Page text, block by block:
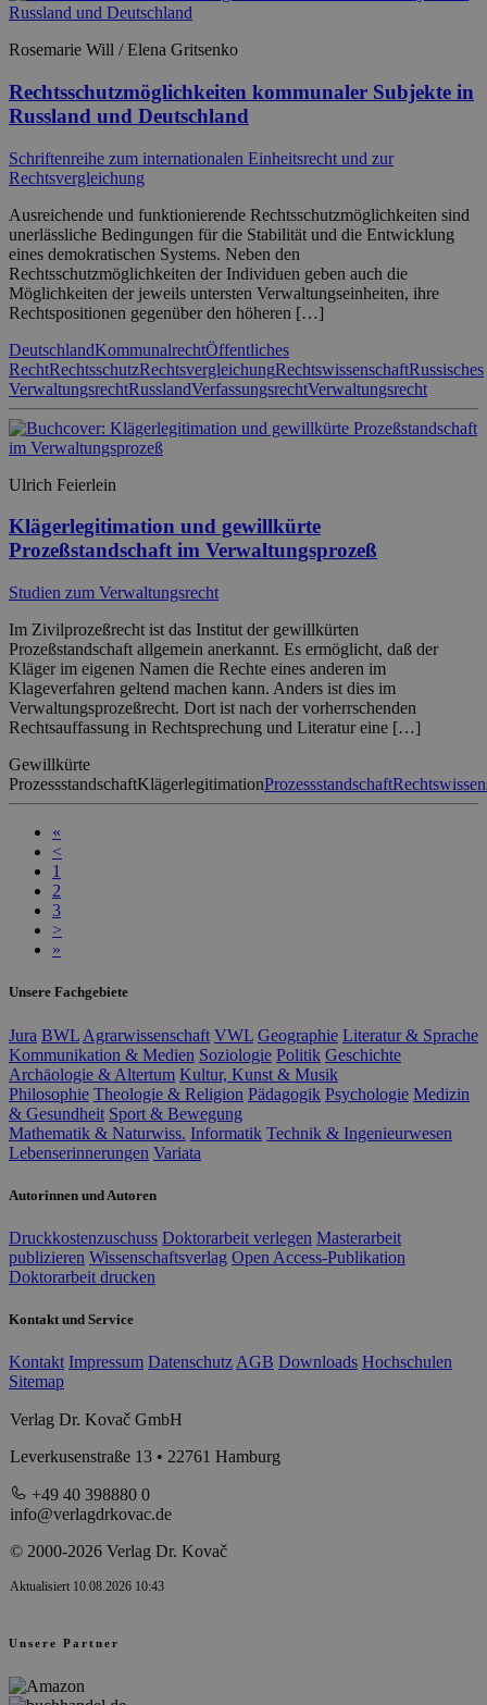
Rosemarie Will / Elena Gritsenko
Rechtsschutzmöglichkeiten kommunaler Subjekte in
Russland und Deutschland
Schriftenreihe zum internationalen Einheitsrecht und zur
Rechtsvergleichung
Ausreichende und funktionierende Rechtsschutzmöglichkeiten sind
unerlässliche Bedingungen für die Stabilität und die Entwicklung
eines demokratischen Systems. Neben den
Rechtsschutzmöglichkeiten der Individuen geben auch die
Möglichkeiten der jeweils untersten Verwaltungseinheiten, ihre
Rechtspositionen gegenüber den höheren […]
DeutschlandKommunalrechtÖffentliches
RechtRechtsschutzRechtsvergleichungRechtswissenschaftRussisches
VerwaltungsrechtRusslandVerfassungsrechtVerwaltungsrecht
Ulrich Feierlein
Klägerlegitimation und gewillkürte
Prozeßstandschaft im Verwaltungsprozeß
Studien zum Verwaltungsrecht
Im Zivilprozeßrecht ist das Institut der gewillkürten
Prozeßstandschaft allgemein anerkannt. Es ermöglicht, daß der
Kläger im eigenen Namen die Rechte eines anderen im
Klageverfahren geltend machen kann. Anders ist dies im
Verwaltungsprozeßrecht. Dort ist nach der vorherrschenden
Rechtsauffassung in Rechtsprechung und Literatur eine […]
Gewillkürte
ProzessstandschaftKlägerlegitimationProzessstandschaft
«
<
1
2
3
>
»
Unsere Fachgebiete
Jura BWL Agrarwissenschaft VWL Geographie Literatur & Sprache
Kommunikation & Medien Soziologie Politik Geschichte
Archäologie & Altertum Kultur, Kunst & Musik
Philosophie Theologie & Religion Pädagogik Psychologie Medizin
& Gesundheit Sport & Bewegung
Mathematik & Naturwiss. Informatik Technik & Ingenieurwesen
Lebenserinnerungen Variata
Autorinnen und Autoren
Druckkostenzuschuss Doktorarbeit verlegen Masterarbeit
publizieren Wissenschaftsverlag Open Access-Publikation
Doktorarbeit drucken
Kontakt und Service
Kontakt Impressum Datenschutz AGB Downloads Hochschulen
Sitemap
Verlag Dr. Kovač GmbH
Leverkusenstraße 13 • 22761 Hamburg
+49 40 398880 0
info@verlagdrkovac.de
© 2000-2026 Verlag Dr. Kovač
Aktualisiert 10.08.2026 10:43
Unsere Partner